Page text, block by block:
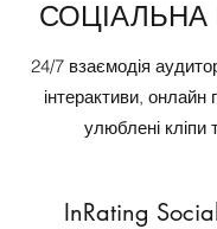
24/7 взаємодія
інтерактиви, онлайн
улюблені кліпи
InRating